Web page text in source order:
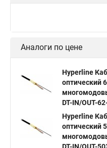
Аналоги по цене
Hyperline
оптический
DT-IN/OUT-
Hyperline
оптический